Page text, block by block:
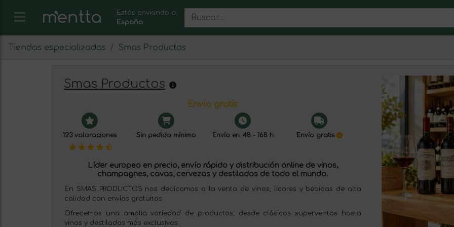
Estás enviando a:
España
Tiendas especializadas Smas Productos
Smas Productos
Envío gratis
123 valoraciones Sin pedido mínimo Envío en: 48 - 168 h Envío gratis
Líder europeo en precio, envío rápido y distribución online de vinos,
champagnes, cavas, cervezas y destilados de todo el mundo.
En SMAS PRODUCTOS nos dedicamos a la venta de vinos, licores y bebidas de alta
calidad con envíos gratuitos.
Ofrecemos una amplia variedad de productos, desde clásicos superventas hasta
vinos y destilados más exclusivos.